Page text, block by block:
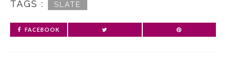
TAGS : SLATE
FACEBOOK